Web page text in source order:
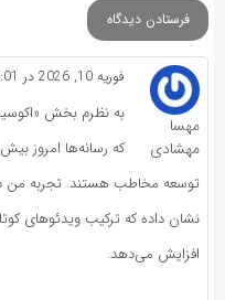
مهسا
مهشادی
فوریه 10, 2026 در 5:01 ب.ظ
به نظرم بخش
که رسانه‌ها امروز
توسعه مخاطب هستند. تجربه من
افزایش می‌دهد.